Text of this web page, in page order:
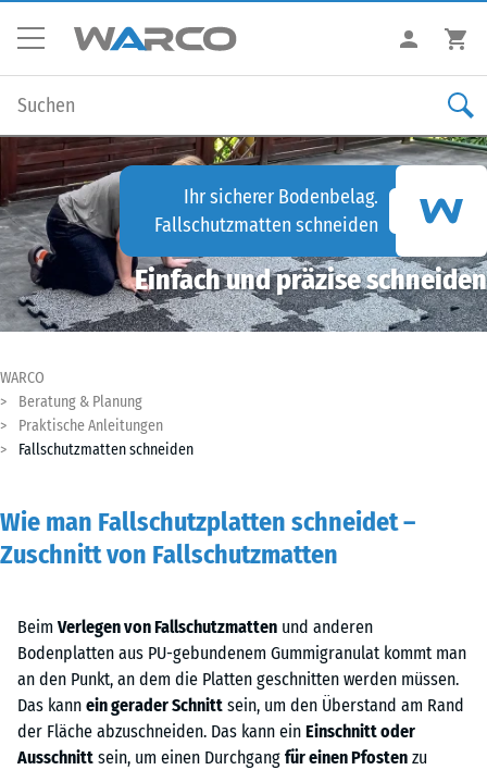
Ihr sicherer Bodenbelag.
Fallschutzmatten schneiden
Einfach und präzise schneiden
WARCO
Beratung & Planung
Praktische Anleitungen
Fallschutzmatten schneiden
Wie man Fallschutzplatten schneidet –
Zuschnitt von Fallschutzmatten
Beim Verlegen von Fallschutzmatten und anderen
Bodenplatten aus PU-gebundenem Gummigranulat kommt man
an den Punkt, an dem die Platten geschnitten werden müssen.
Das kann ein gerader Schnitt sein, um den Überstand am Rand
der Fläche abzuschneiden. Das kann ein Einschnitt oder
Ausschnitt sein, um einen Durchgang für einen Pfosten zu